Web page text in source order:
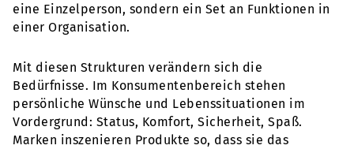
eine Einzelperson, sondern ein Set an Funktionen in
einer Organisation.
Mit diesen Strukturen verändern sich die
Bedürfnisse. Im Konsumentenbereich stehen
persönliche Wünsche und Lebenssituationen im
Vordergrund: Status, Komfort, Sicherheit, Spaß.
Marken inszenieren Produkte so, dass sie das